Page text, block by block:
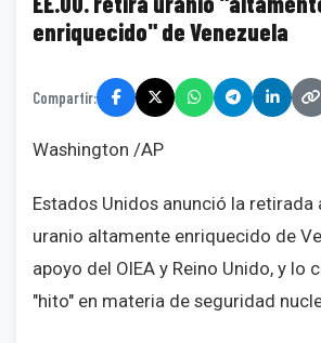
enriquecido" de Venezuela
Compartir:
Washington /AP
Estados Unidos anunció la retirada
uranio altamente enriquecido de
apoyo del OIEA y Reino Unido, y lo
"hito" en materia de seguridad